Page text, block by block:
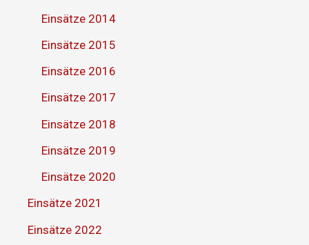
Einsätze 2014
Einsätze 2015
Einsätze 2016
Einsätze 2017
Einsätze 2018
Einsätze 2019
Einsätze 2020
Einsätze 2021
Einsätze 2022